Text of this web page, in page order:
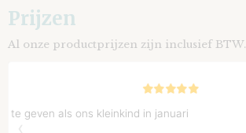
Prijzen
Al onze productprijzen zijn inclusief BTW.